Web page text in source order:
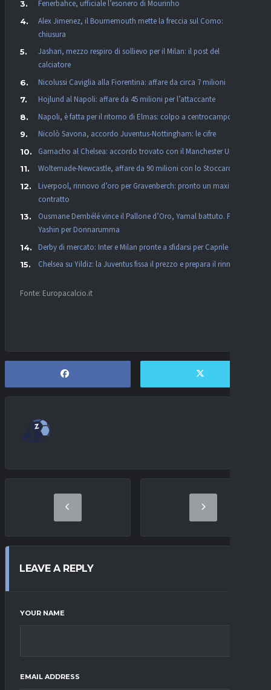
Fenerbahce, ufficiale l’esonero di Mourinho
Alex Jimenez, il Bournemouth mette la freccia sul Como:
chiusura
Jashari, mezzo respiro di sollievo per il Milan: il post del
calciatore
Nicolussi Caviglia alla Fiorentina: affare da circa 7 milioni
Hojlund al Napoli: affare da 45 milioni per l’attaccante
Napoli, è fatta per il ritorno di Elmas: colpo a centrocampo
Nicolò Savona, accordo Juventus-Nottingham: le cifre
Garnacho al Chelsea: accordo trovato con il Manchester United
Woltemade-Newcastle, affare da 90 milioni con lo Stoccarda
Liverpool, rinnovo d’oro per Gravenberch: pronto un maxi
contratto
Ousmane Dembélé vince il Pallone d’Oro, Yamal battuto. Premio
Yashin per Donnarumma
Derby di mercato: Inter e Milan pronte a sfidarsi per Caprile
Chelsea su Yildiz: la Juventus fissa il prezzo e prepara il rinnovo
Fonte: Europacalcio.it
LEAVE A REPLY
YOUR NAME
EMAIL ADDRESS